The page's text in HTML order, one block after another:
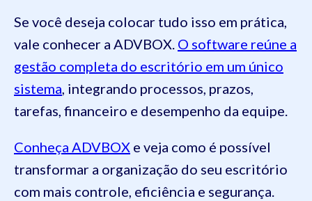
Se você deseja colocar tudo isso em prática,
vale conhecer a ADVBOX. O software reúne a
gestão completa do escritório em um único
sistema, integrando processos, prazos,
tarefas, financeiro e desempenho da equipe.
Conheça ADVBOX e veja como é possível
transformar a organização do seu escritório
com mais controle, eficiência e segurança.